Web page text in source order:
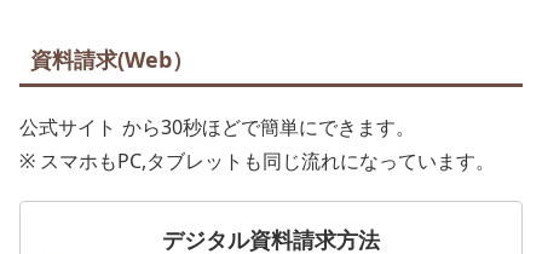
資料請求(Web）
公式サイト から30秒ほどで簡単にできます。
※ スマホもPC,タブレットも同じ流れになっています。
デジタル資料請求方法